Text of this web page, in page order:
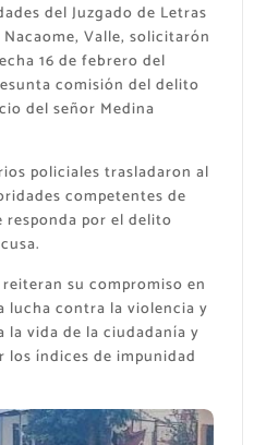
del Juzgado de Letras
Valle, solicitarón
16 de febrero del
comisión del delito
del señor Medina
policiales trasladaron al
competentes de
responda por el delito
su compromiso en
lucha contra la violencia y
la vida de la ciudadanía y
los índices de impunidad